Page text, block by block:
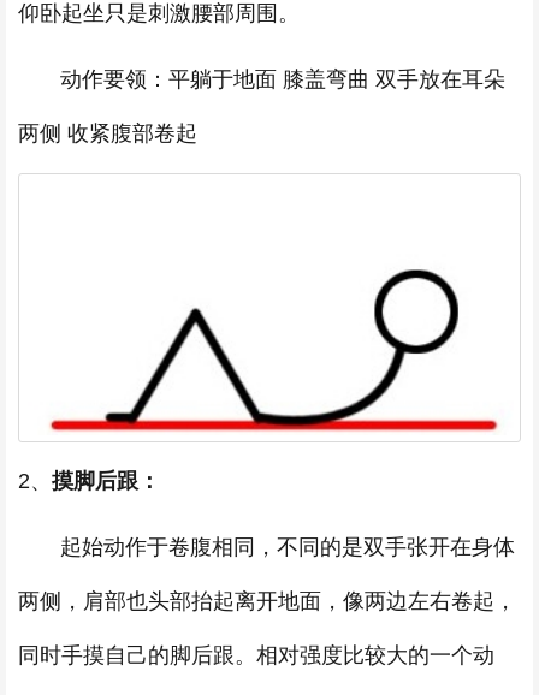
仰卧起坐只是刺激腰部周围。
动作要领：平躺于地面 膝盖弯曲 双手放在耳朵
两侧 收紧腹部卷起
2、 摸脚后跟：
起始动作于卷腹相同，不同的是双手张开在身体
两侧，肩部也头部抬起离开地面，像两边左右卷起，
同时手摸自己的脚后跟。相对强度比较大的一个动